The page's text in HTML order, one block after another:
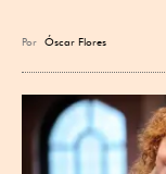
Por Óscar Flores